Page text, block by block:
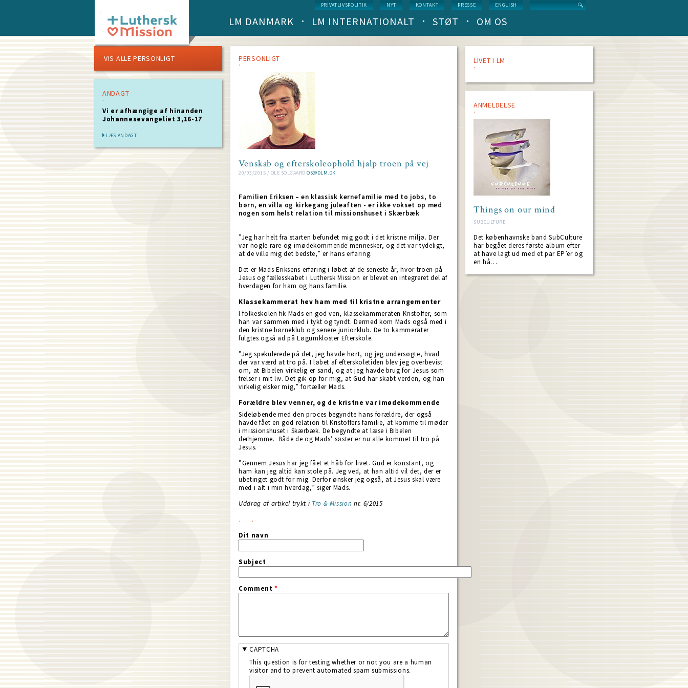
Service
menu
PRIVATLIVSPOLITIK NYT KONTAKT PRESSE ENGLISH
Main
(level
1)
LM DANMARK LM INTERNATIONALT STØT OM OS
VIS ALLE PERSONLIGT
ANDAGT
Vi er afhængige af hinanden
Johannesevangeliet 3,16-17
LÆS ANDAGT
PERSONLIGT
Venskab og efterskoleophold hjalp troen på vej
20/03/2015 / OLE SOLGAARD OS@DLM.DK
Familien Eriksen – en klassisk kernefamilie med to jobs, to
børn, en villa og kirkegang juleaften - er ikke vokset op med
nogen som helst relation til missionshuset i Skærbæk
”Jeg har helt fra starten befundet mig godt i det kristne miljø. Der
var nogle rare og imødekommende mennesker, og det var tydeligt,
at de ville mig det bedste,” er hans erfaring.
Det er Mads Eriksens erfaring i løbet af de seneste år, hvor troen på
Jesus og fællesskabet i Luthersk Mission er blevet en integreret del af
hverdagen for ham og hans familie.
Klassekammerat hev ham med til kristne arrangementer
I folkeskolen fik Mads en god ven, klassekammeraten Kristoffer, som
han var sammen med i tykt og tyndt. Dermed kom Mads også med i
den kristne børneklub og senere juniorklub. De to kammerater
fulgtes også ad på Løgumkloster Efterskole.
”Jeg spekulerede på det, jeg havde hørt, og jeg undersøgte, hvad
der var værd at tro på. I løbet af efterskoletiden blev jeg overbevist
om, at Bibelen virkelig er sand, og at jeg havde brug for Jesus som
frelser i mit liv. Det gik op for mig, at Gud har skabt verden, og han
virkelig elsker mig,” fortæller Mads.
Forældre blev venner, og de kristne var imødekommende
Sideløbende med den proces begyndte hans forældre, der også
havde fået en god relation til Kristoffers familie, at komme til møder
i missionshuset i Skærbæk. De begyndte at læse i Bibelen
derhjemme. Både de og Mads’ søster er nu alle kommet til tro på
Jesus.
”Gennem Jesus har jeg fået et håb for livet. Gud er konstant, og
ham kan jeg altid kan stole på. Jeg ved, at han altid vil det, der er
ubetinget godt for mig. Derfor ønsker jeg også, at Jesus skal være
med i alt i min hverdag,” siger Mads.
Uddrag af artikel trykt i Tro & Mission nr. 6/2015
Dit navn
Subject
Comment*
CAPTCHA
This question is for testing whether or not you are a human
visitor and to prevent automated spam submissions.
LIVET I LM
ANMELDELSE
Things on our mind
SUBCULTURE
Det københavnske band SubCulture
har begået deres første album efter
at have lagt ud med et par EP’er og
en hå…